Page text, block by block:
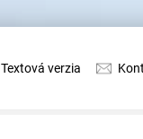
Textová verzia